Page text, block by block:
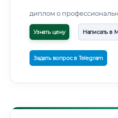
диплом о
Узнать цену Написать в
Задать вопрос в Telegram